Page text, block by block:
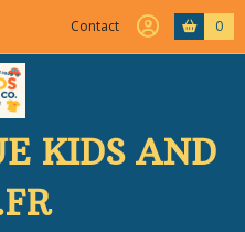
Contact 0
KIDS AND